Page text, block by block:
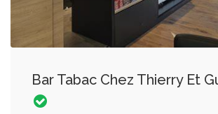
Bar Tabac Chez Thierry Et